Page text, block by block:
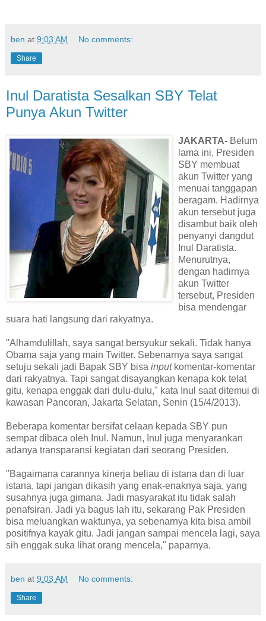
ben at 9:03 AM No comments:
Share
Inul Daratista Sesalkan SBY Telat
Punya Akun Twitter
JAKARTA- Belum
lama ini, Presiden
SBY membuat
akun Twitter yang
menuai tanggapan
beragam. Hadirnya
akun tersebut juga
disambut baik oleh
penyanyi dangdut
Inul Daratista.
Menurutnya,
dengan hadirnya
akun Twitter
tersebut, Presiden
bisa mendengar
suara hati langsung dari rakyatnya.
"Alhamdulillah, saya sangat bersyukur sekali. Tidak hanya
Obama saja yang main Twitter. Sebenarnya saya sangat
setuju sekali jadi Bapak SBY bisa inputkomentar-komentar
dari rakyatnya. Tapi sangat disayangkan kenapa kok telat
gitu, kenapa enggak dari dulu-dulu," kata Inul saat ditemui di
kawasan Pancoran, Jakarta Selatan, Senin (15/4/2013).
Beberapa komentar bersifat celaan kepada SBY pun
sempat dibaca oleh Inul. Namun, Inul juga menyarankan
adanya transparansi kegiatan dari seorang Presiden.
"Bagaimana carannya kinerja beliau di istana dan di luar
istana, tapi jangan dikasih yang enak-enaknya saja, yang
susahnya juga gimana. Jadi masyarakat itu tidak salah
penafsiran. Jadi ya bagus lah itu, sekarang Pak Presiden
bisa meluangkan waktunya, ya sebenarnya kita bisa ambil
positifnya kayak gitu. Jadi jangan sampai mencela lagi, saya
sih enggak suka lihat orang mencela," paparnya.
ben at 9:03 AM No comments:
Share